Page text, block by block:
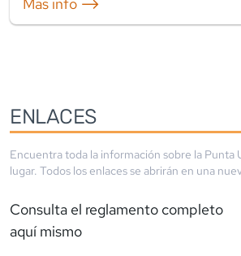
ENLACES
Encuentra toda la información sobre la Punta
lugar. Todos los enlaces se abrirán en una
Consulta el reglamento completo
aquí mismo